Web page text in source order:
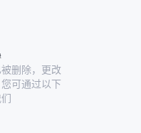
删除，更改
可通过以下